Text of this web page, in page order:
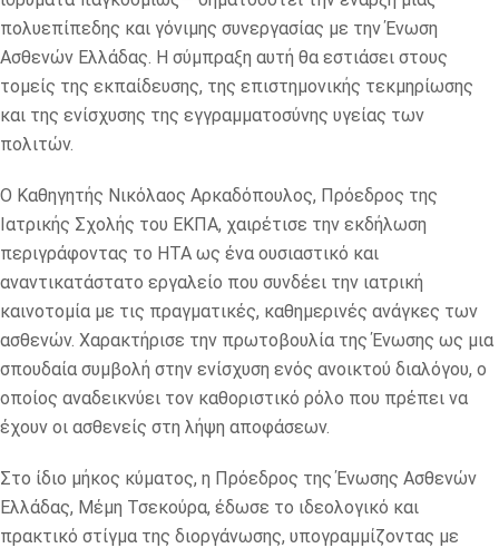
πολυεπίπεδης και γόνιμης συνεργασίας με την Ένωση
Ασθενών Ελλάδας. Η σύμπραξη αυτή θα εστιάσει στους
τομείς της εκπαίδευσης, της επιστημονικής τεκμηρίωσης
και της ενίσχυσης της εγγραμματοσύνης υγείας των
πολιτών.
Ο Καθηγητής Νικόλαος Αρκαδόπουλος, Πρόεδρος της
Ιατρικής Σχολής του ΕΚΠΑ, χαιρέτισε την εκδήλωση
περιγράφοντας το HTA ως ένα ουσιαστικό και
αναντικατάστατο εργαλείο που συνδέει την ιατρική
καινοτομία με τις πραγματικές, καθημερινές ανάγκες των
ασθενών. Χαρακτήρισε την πρωτοβουλία της Ένωσης ως μια
σπουδαία συμβολή στην ενίσχυση ενός ανοικτού διαλόγου, ο
οποίος αναδεικνύει τον καθοριστικό ρόλο που πρέπει να
έχουν οι ασθενείς στη λήψη αποφάσεων.
Στο ίδιο μήκος κύματος, η Πρόεδρος της Ένωσης Ασθενών
Ελλάδας, Μέμη Τσεκούρα, έδωσε το ιδεολογικό και
πρακτικό στίγμα της διοργάνωσης, υπογραμμίζοντας με